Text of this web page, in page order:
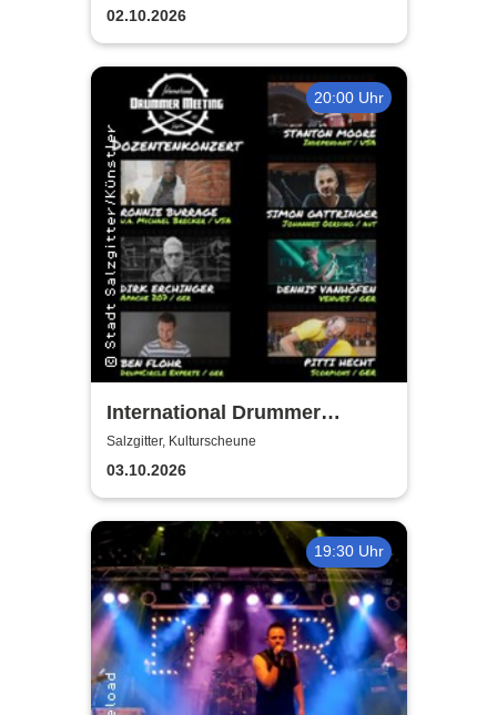
Stories
02.10.2026
20:00 Uhr
International Drummer
Meeting Konzert |
Kulturscheune
Salzgitter, Kulturscheune
03.10.2026
19:30 Uhr